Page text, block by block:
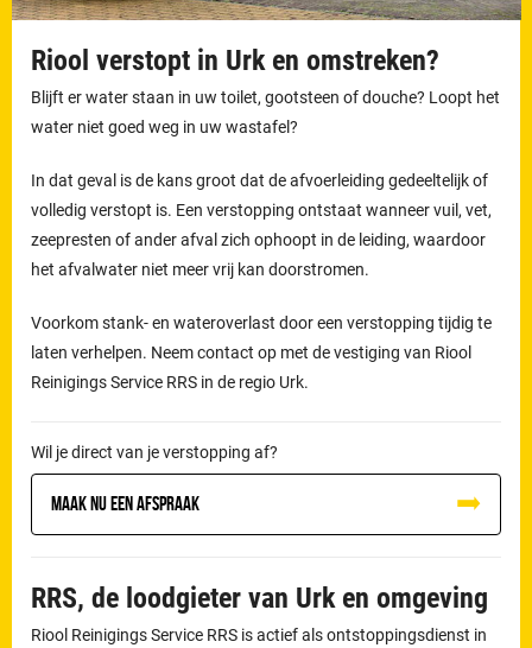
Riool verstopt in Urk en omstreken?
Blijft er water staan in uw toilet, gootsteen of douche? Loopt het
water niet goed weg in uw wastafel?
In dat geval is de kans groot dat de afvoerleiding gedeeltelijk of
volledig verstopt is. Een verstopping ontstaat wanneer vuil, vet,
zeepresten of ander afval zich ophoopt in de leiding, waardoor
het afvalwater niet meer vrij kan doorstromen.
Voorkom stank- en wateroverlast door een verstopping tijdig te
laten verhelpen. Neem contact op met de vestiging van Riool
Reinigings Service RRS in de regio Urk.
Wil je direct van je verstopping af?
Maak nu een afspraak
RRS, de loodgieter van Urk en omgeving
Riool Reinigings Service RRS is actief als ontstoppingsdienst in